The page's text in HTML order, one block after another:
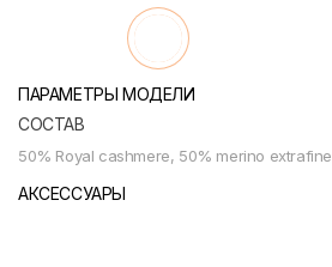
ПАРАМЕТРЫ МОДЕЛИ
СОСТАВ
50% Royal cashmere, ​50% merino extrafine
АКСЕССУАРЫ